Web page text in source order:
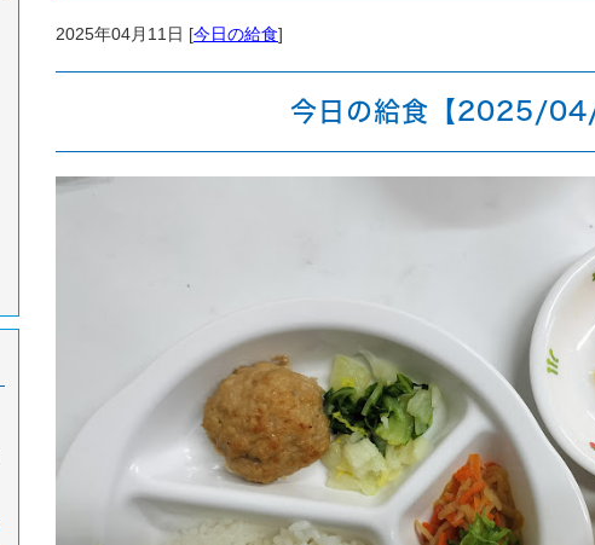
2025年04月11日 [今日の給食]
今日の給食【2025/